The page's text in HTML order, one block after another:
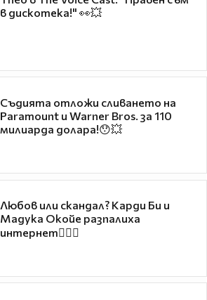
в дискотека!" 👀💥
Съдията отложи сливането на
Paramount и Warner Bros. за 110
милиарда долара!😯💥
Любов или скандал? Карди Би и
Мадука Окойе разпалиха
интернет❤️‍🔥🔥